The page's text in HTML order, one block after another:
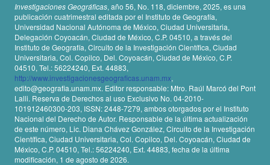
Investigaciones Geográficas, año 56, No. 118, diciembre, 2025, es una
publicación cuatrimestral editada por el Instituto de Geografía,
Universidad Nacional Autónoma de México, Ciudad Universitaria,
Delegación Coyoacán, Ciudad de México, C.P. 04510, a través del
Instituto de Geografía, Circuito de la Investigación Científica, Ciudad
Universitaria, Col. Copilco, Del. Coyoacán, Ciudad de México, C.P.
04510, Tel.: 56224240, Ext. 44883,
http://www.investigacionesgeograficas.unam.mx,
edito@geografia.unam.mx. Editor responsable: Mtro. Raúl Marcó del Pont
Lalli. Reserva de Derechos al uso Exclusivo No. 04-2010-
101912460300-203, ISSN: 2448-7279, ambos otorgados por el Instituto
Nacional del Derecho de Autor. Responsable de la última actualización
de este número, Lic. Diana Chávez González, Circuito de la Investigación
Científica, Ciudad Universitaria, Col. Copilco, Del. Coyoacán, Ciudad de
México, C.P. 04510, Tel.: 56224240, Ext. 44883, fecha de la última
modificación, 1 de agosto de 2026.